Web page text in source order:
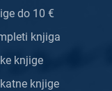
do 10 €
knjiga
knjige
knjige